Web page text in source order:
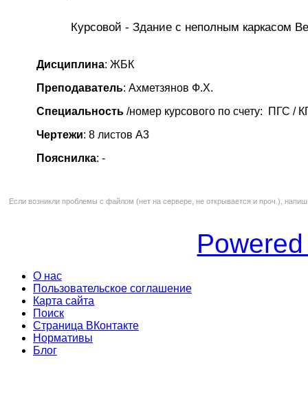
Курсовой - Здание с неполным каркасом
Дисциплина: ЖБК
Преподаватель: Ахметзянов Ф.Х.
Специальность /номер курсового по счету: ПГС /
Чертежи: 8 листов А3
Пояснилка: -
Если возникли проблемы с файлом (нет на сервере, не открывается и проч.),
О нас
Пользовательское соглашение
Карта сайта
Поиск
Страница ВКонтакте
Нормативы
Блог